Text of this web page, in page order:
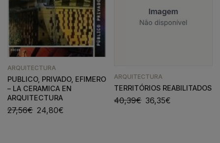
ARQUITECTURA
PUBLICO, PRIVADO, EFIMERO
– LA CERAMICA EN
ARQUITECTURA
27,56€ 24,80€
ARQUITECTURA
TERRITÓRIOS REABILITADOS
40,39€ 36,35€